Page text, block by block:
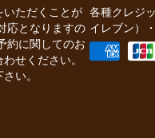
いただくことが
応となりますの
約に関してのお
せください。
い。
各種クレジ
イレブン）